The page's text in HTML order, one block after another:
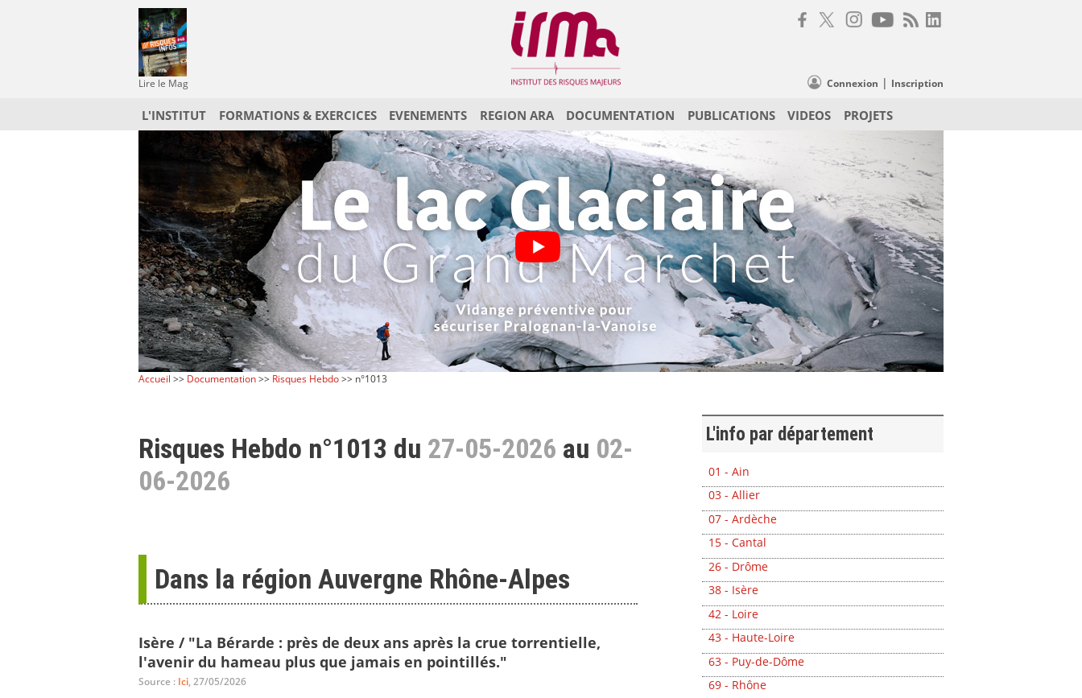
Lire le Mag Connexion | Inscription
L'INSTITUT FORMATIONS & EXERCICES EVENEMENTS REGION ARA DOCUMENTATION PUBLICATIONS VIDEOS PROJETS
Accueil >> Documentation>> Risques Hebdo>> n°1013
Risques Hebdo n°1013 du 27-05-2026 au 02-
06-2026
Dans la région Auvergne Rhône-Alpes
Isère / "La Bérarde : près de deux ans après la crue torrentielle,
l'avenir du hameau plus que jamais en pointillés."
Source : Ici, 27/05/2026
L'info par département
01 - Ain
03 - Allier
07 - Ardèche
15 - Cantal
26 - Drôme
38 - Isère
42 - Loire
43 - Haute-Loire
63 - Puy-de-Dôme
69 - Rhône